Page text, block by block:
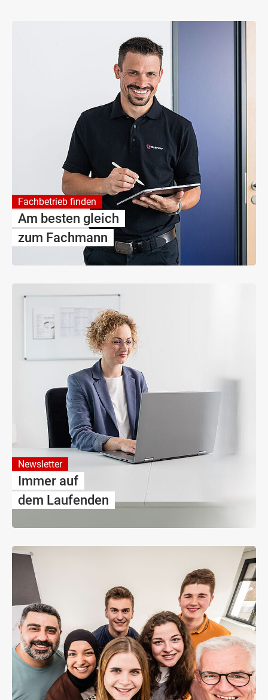
Fachbetrieb finden
Am besten gleich
zum Fachmann
Newsletter
Immer auf
dem Laufenden